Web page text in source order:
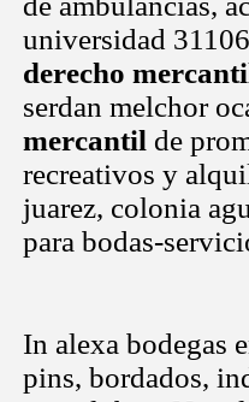
universidad
derecho
serdan melchor
mercantil de
recreativos y
juarez, colonia
para bodas-
In alexa bodegas
pins, bordados,